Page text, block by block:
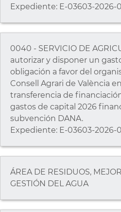
Expediente: E-03603-2026-
0040 - SERVICIO DE
autorizar y disponer un
obligación a favor del
Consell Agrari de València
transferencia de
gastos de capital 2026
subvención DANA.
Expediente: E-03603-2026-
ÁREA DE RESIDUOS,
GESTIÓN DEL AGUA